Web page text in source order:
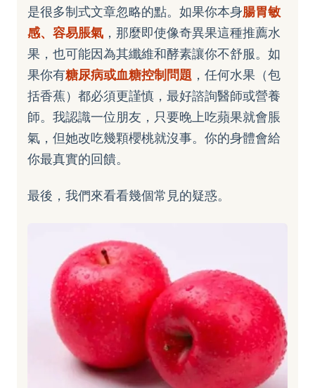
是很多制式文章忽略的點。如果你本身腸胃敏
感、容易脹氣 ，那麼即使像奇異果這種推薦水
果，也可能因為其纖維和酵素讓你不舒服。如
果你有糖尿病或血糖控制問題 ，任何水果（包
括香蕉）都必須更謹慎，最好諮詢醫師或營養
師。我認識一位朋友，只要晚上吃蘋果就會脹
氣，但她改吃幾顆櫻桃就沒事。你的身體會給
你最真實的回饋。
最後，我們來看看幾個常見的疑惑。